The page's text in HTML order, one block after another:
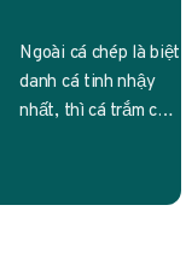
Ngoài cá chép là biệt
danh cá tinh nhậy
nhất, thì cá trắm cỏ